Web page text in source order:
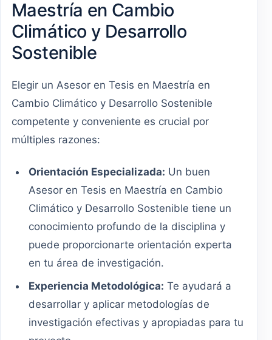
Maestría en Cambio
Climático y Desarrollo
Sostenible
Elegir un Asesor en Tesis en Maestría en
Cambio Climático y Desarrollo Sostenible
competente y conveniente es crucial por
múltiples razones:
Orientación Especializada: Un buen
Asesor en Tesis en Maestría en Cambio
Climático y Desarrollo Sostenible tiene un
conocimiento profundo de la disciplina y
puede proporcionarte orientación experta
en tu área de investigación.
Experiencia Metodológica: Te ayudará a
desarrollar y aplicar metodologías de
investigación efectivas y apropiadas para tu